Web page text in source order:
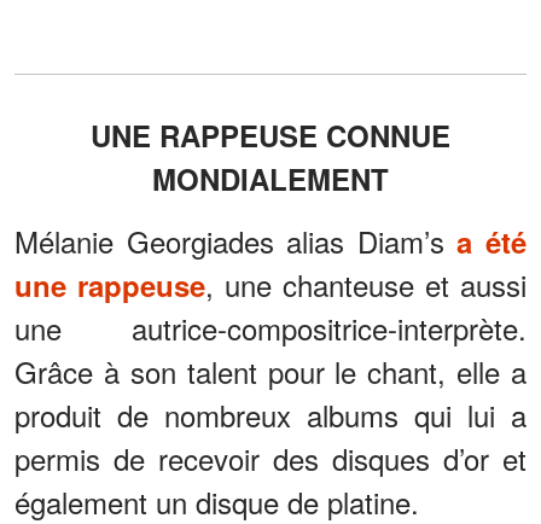
UNE RAPPEUSE CONNUE
MONDIALEMENT
Mélanie Georgiades alias Diam’sa été
une rappeuse, une chanteuse et aussi
une autrice-compositrice-interprète.
Grâce à son talent pour le chant, elle a
produit de nombreux albums qui lui a
permis de recevoir des disques d’or et
également un disque de platine.